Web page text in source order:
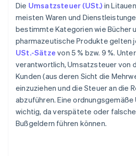
Die Umsatzsteuer (USt.) in
meisten Waren und
bestimmte Kategorien wie Bücher
pharmazeutische Produkte gelten
USt.-Sätze von 5 % bzw. 9 %.
verantwortlich, Umsatzsteuer von
Kunden (aus deren Sicht die
einzuziehen und die Steuer an die
abzuführen. Eine
wichtig, da verspätete oder
Bußgeldern führen können.